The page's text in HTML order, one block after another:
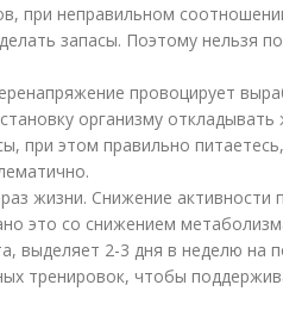
при неправильном
запасы. Поэтому нельзя
провоцирует
организму
при этом правильно
жизни. Снижение активности
это со снижением
выделяет 2-3 дня в неделю на
тренировок, чтобы